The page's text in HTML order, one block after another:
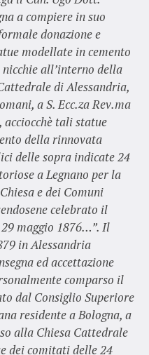
a compiere in suo
donazione e
modellate in cemento
all’interno della
di Alessandria,
a S. Ecc.za Rev.ma
acciocchè tali statue
della rinnovata
delle sopra indicate 24
a Legnano per la
e dei Comuni
celebrato il
maggio 1876…”. Il
in Alessandria
ed accettazione
comparso il
dal Consiglio Superiore
residente a Bologna, a
alla Chiesa Cattedrale
dei comitati delle 24